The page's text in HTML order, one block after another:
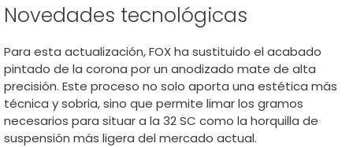
Novedades tecnológicas
Para esta actualización, FOX ha sustituido el acabado
pintado de la corona por un anodizado mate de alta
precisión. Este proceso no solo aporta una estética más
técnica y sobria, sino que permite limar los gramos
necesarios para situar a la 32 SC como la horquilla de
suspensión más ligera del mercado actual.